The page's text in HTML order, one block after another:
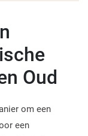
Oud
om een
een